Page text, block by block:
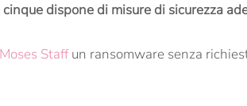
dispone di misure di sicurezza
Moses Staffun ransomware senza